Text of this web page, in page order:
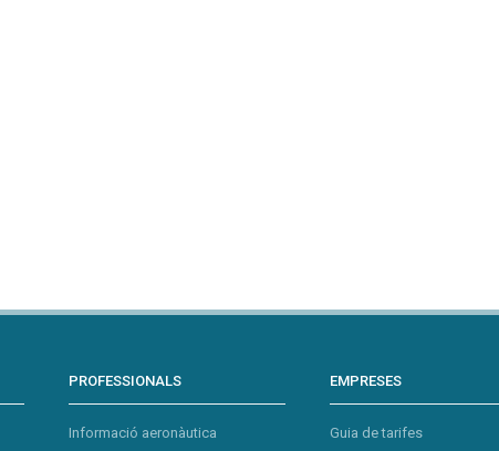
PROFESSIONALS
Informació aeronàutica
EMPRESES
Guia de tarifes